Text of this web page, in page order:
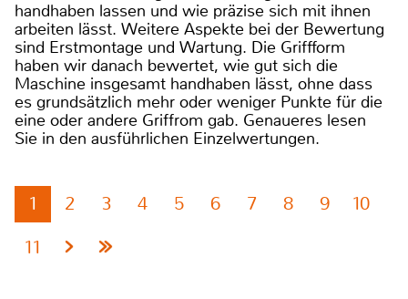
handhaben lassen und wie präzise sich mit ihnen
arbeiten lässt. Weitere Aspekte bei der Bewertung
sind Erstmontage und Wartung. Die Griffform
haben wir danach bewertet, wie gut sich die
Maschine insgesamt handhaben lässt, ohne dass
es grundsätzlich mehr oder weniger Punkte für die
eine oder andere Griffrom gab. Genaueres lesen
Sie in den ausführlichen Einzelwertungen.
1 2 3 4 5 6 7 8 9
10
11